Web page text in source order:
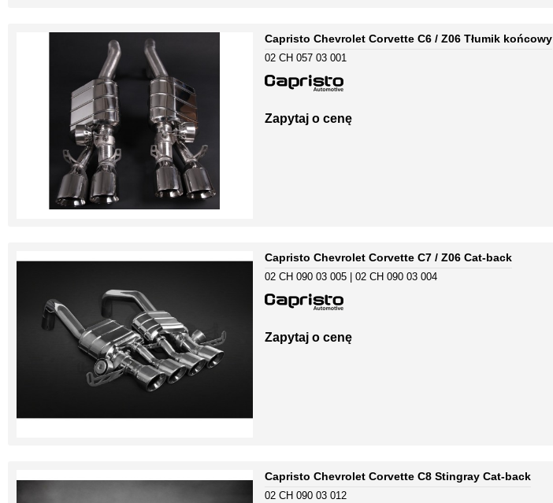
Capristo Chevrolet Corvette C6 / Z06 Tłumik końcowy
02 CH 057 03 001
Zapytaj o cenę
Capristo Chevrolet Corvette C7 / Z06 Cat-back
02 CH 090 03 005 | 02 CH 090 03 004
Zapytaj o cenę
Capristo Chevrolet Corvette C8 Stingray Cat-back
02 CH 090 03 012